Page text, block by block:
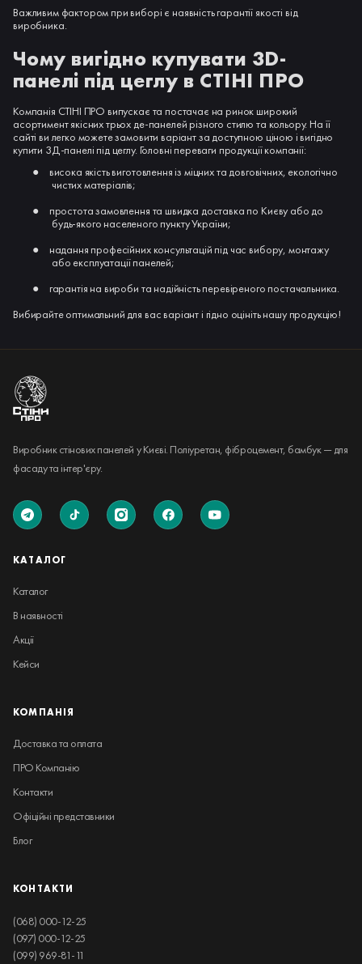
Важливим фактором при виборі є наявність гарантії якості від
виробника.
Чому вигідно купувати 3D-
панелі під цеглу в СТІНІ ПРО
Компанія СТІНІ ПРО випускає та постачає на ринок широкий
асортимент якісних трьох де-панелей різного стилю та кольору. На її
сайті ви легко можете замовити варіант за доступною ціною і вигідно
купити 3Д-панелі під цеглу. Головні переваги продукції компанії:
●
висока якість виготовлення із міцних та довговічних, екологічно
чистих матеріалів;
●
простота замовлення та швидка доставка по Києву або до
будь-якого населеного пункту України;
●
надання професійних консультацій під час вибору, монтажу
або експлуатації панелей;
●
гарантія на вироби та надійність перевіреного постачальника.
Вибирайте оптимальний для вас варіант і гідно оцініть нашу продукцію!
Виробник стінових панелей у Києві. Поліуретан, фіброцемент, бамбук — для
фасаду та інтер'єру.
КАТАЛОГ
Каталог
В наявності
Акції
Кейси
КОМПАНІЯ
Доставка та оплата
ПРО Компанію
Контакти
Офіційні представники
Блог
КОНТАКТИ
(068) 000-12-25
(097) 000-12-25
(099) 969-81-11